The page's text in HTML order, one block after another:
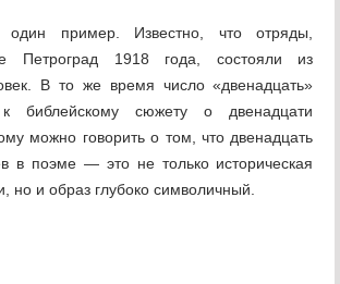
пример. Известно, что отряды,
Петроград 1918 года, состояли из
В то же время число «двенадцать»
библейскому сюжету о двенадцати
можно говорить о том, что двенадцать
в поэме — это не только историческая
но и образ глубоко символичный.